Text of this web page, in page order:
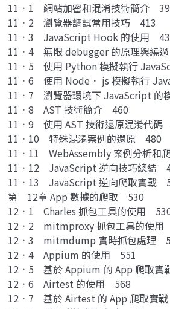
11．1 網站加密和混淆技術簡介
11．2 瀏覽器調試常用技巧 413
11．3 JavaScript Hook 的使用
11．4 無限 debugger 的原理與繞
11．5 使用 Python 模擬執行
11．6 使用 Node． js 模擬執行
11．7 瀏覽器環境下 JavaScript 的
11．8 AST 技術簡介 460
11．9 使用 AST 技術還原混淆代
11．10 特殊混淆案例的還原 480
11．11 WebAssembly 案例分析和
11．12 JavaScript 逆向技巧總結
11．13 JavaScript 逆向爬取實戰
第 12章 App 數據的爬取 530
12．1 Charles 抓包工具的使用
12．2 mitmproxy 抓包工具的使
12．3 mitmdump 實時抓包處理
12．4 Appium 的使用 551
12．5 基於 Appium 的 App 爬取
12．6 Airtest 的使用 568
12．7 基於 Airtest 的 App 爬取實